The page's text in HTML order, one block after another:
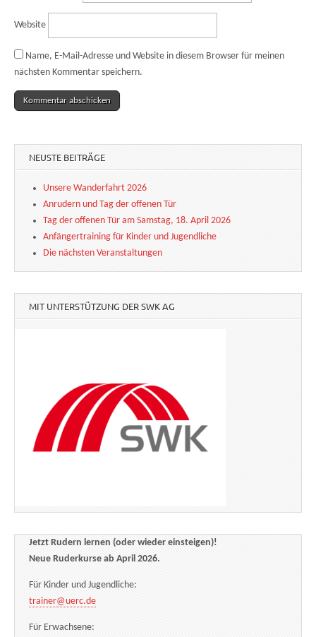
Website
Name, E-Mail-Adresse und Website in diesem Browser für meinen
nächsten Kommentar speichern.
NEUSTE BEITRÄGE
Unsere Wanderfahrt 2026
Anrudern und Tag der offenen Tür
Tag der offenen Tür am Samstag, 18. April 2026
Anfängertraining für Kinder und Jugendliche
Die nächsten Veranstaltungen
MIT UNTERSTÜTZUNG DER SWK AG
Jetzt Rudern lernen (oder wieder einsteigen)!
Neue Ruderkurse ab April 2026.
Für Kinder und Jugendliche:
trainer@uerc.de
Für Erwachsene: